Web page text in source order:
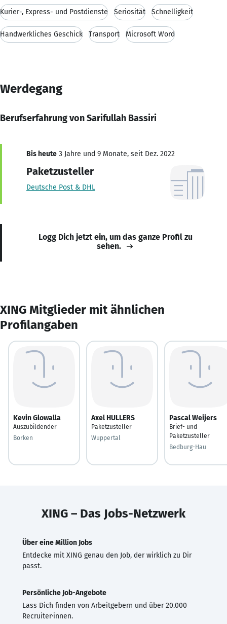
Kurier-, Express- und Postdienste Seriosität Schnelligkeit
Handwerkliches Geschick Transport Microsoft Word
Werdegang
Berufserfahrung von Sarifullah Bassiri
Bis heute 3 Jahre und 9 Monate, seit Dez. 2022
Paketzusteller
Deutsche Post & DHL
Logg Dich jetzt ein, um das ganze Profil zu
sehen.
XING Mitglieder mit ähnlichen
Profilangaben
Kevin Glowalla
Auszubildender
Borken
Axel HULLERS
Paketzusteller
Wuppertal
Pascal Weijers
Brief- und
Paketzusteller
Bedburg-Hau
XING – Das Jobs-Netzwerk
Über eine Million Jobs
Entdecke mit XING genau den Job, der wirklich zu Dir
passt.
Persönliche Job-Angebote
Lass Dich finden von Arbeitgebern und über 20.000
Recruiter·innen.